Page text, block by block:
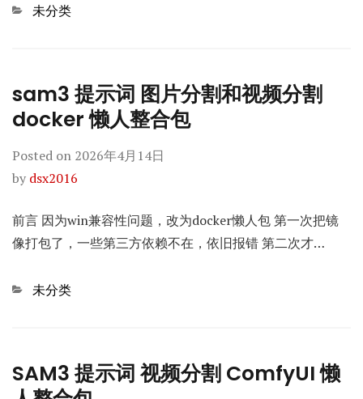
Categories
未分类
sam3 提示词 图片分割和视频分割
docker 懒人整合包
Posted on 2026年4月14日
by dsx2016
前言 因为win兼容性问题，改为docker懒人包 第一次把镜
像打包了，一些第三方依赖不在，依旧报错 第二次才…
Categories
未分类
SAM3 提示词 视频分割 ComfyUI 懒